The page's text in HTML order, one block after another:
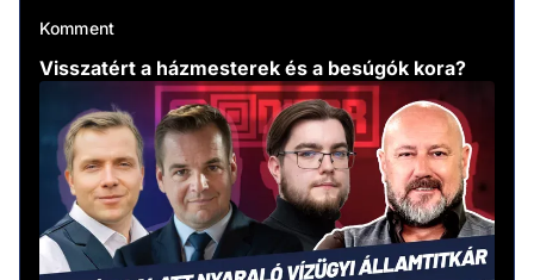
Komment
Visszatért a házmesterek és a besúgók kora?